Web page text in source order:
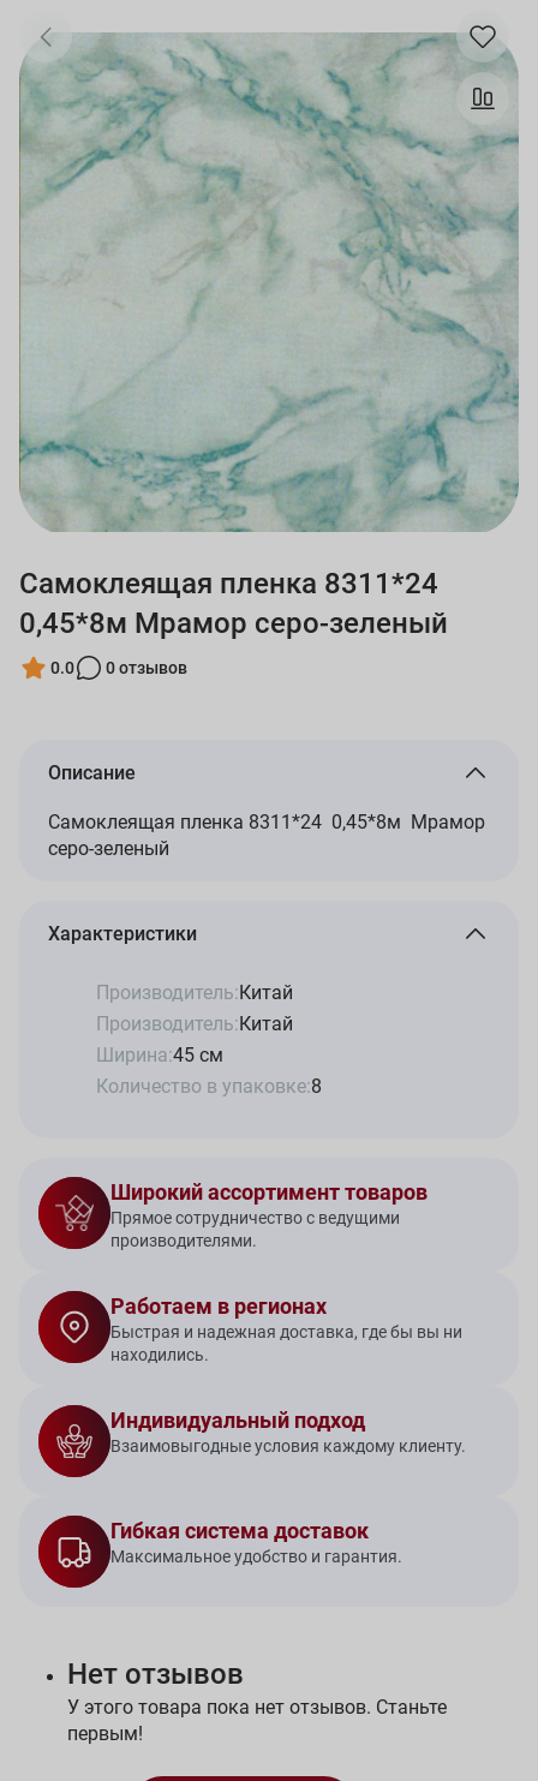
Самоклеящая пленка 8311*24
0,45*8м Мрамор серо-зеленый
0.0 0 отзывов
Описание
Самоклеящая пленка 8311*24 0,45*8м Мрамор
серо-зеленый
Характеристики
Производитель:Китай
Производитель:Китай
Ширина:45 см
Количество в упаковке:8
Широкий ассортимент товаров
Прямое сотрудничество с ведущими
производителями.
Работаем в регионах
Быстрая и надежная доставка, где бы вы ни
находились.
Индивидуальный подход
Взаимовыгодные условия каждому клиенту.
Гибкая система доставок
Максимальное удобство и гарантия.
Нет отзывов
У этого товара пока нет отзывов. Станьте
первым!